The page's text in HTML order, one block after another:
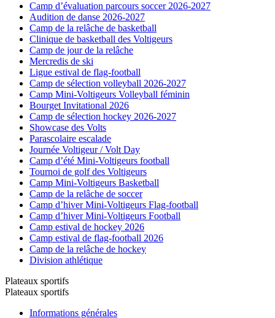
Camp d’évaluation parcours soccer 2026-2027
Audition de danse 2026-2027
Camp de la relâche de basketball
Clinique de basketball des Voltigeurs
Camp de jour de la relâche
Mercredis de ski
Ligue estival de flag-football
Camp de sélection volleyball 2026-2027
Camp Mini-Voltigeurs Volleyball féminin
Bourget Invitational 2026
Camp de sélection hockey 2026-2027
Showcase des Volts
Parascolaire escalade
Journée Voltigeur / Volt Day
Camp d’été Mini-Voltigeurs football
Tournoi de golf des Voltigeurs
Camp Mini-Voltigeurs Basketball
Camp de la relâche de soccer
Camp d’hiver Mini-Voltigeurs Flag-football
Camp d’hiver Mini-Voltigeurs Football
Camp estival de hockey 2026
Camp estival de flag-football 2026
Camp de la relâche de hockey
Division athlétique
Plateaux sportifs
Plateaux sportifs
Informations générales